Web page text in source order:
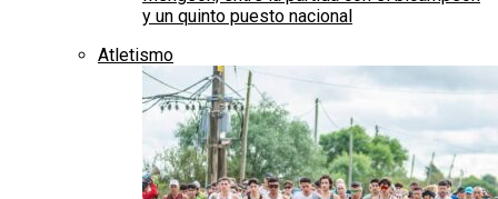
y un quinto puesto nacional
Atletismo